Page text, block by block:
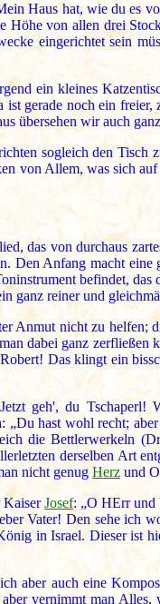
Haus hat, wie du es
Höhe von allen drei
eingerichtet sein
ein kleines
ist gerade noch ein
übersehen wir auch
sogleich den Tisch
von Allem, was sich
das von durchaus
Den Anfang macht eine
befindet, das
ganz reiner und
Anmut nicht zu helfen;
dabei ganz
Das klingt ein
geh', du Tschaperl!
„Du hast wohl recht;
die Bettlerwerkeln
derselben Art
nicht genugHerz und
KaiserJosef: „O HErr und
Vater! Den sehe ich
in Israel. Dieser ist
aber auch eine
vernimmt man